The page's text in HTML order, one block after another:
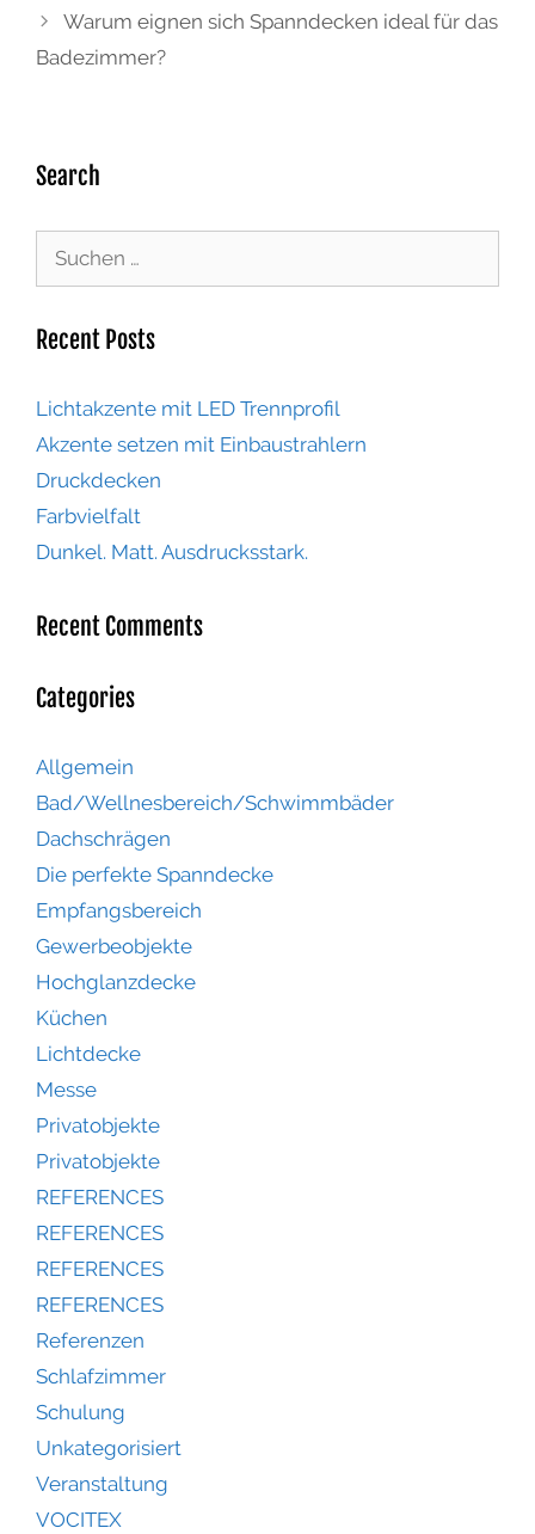
Warum eignen sich Spanndecken ideal für das
Badezimmer?
Search
Recent Posts
Lichtakzente mit LED Trennprofil
Akzente setzen mit Einbaustrahlern
Druckdecken
Farbvielfalt
Dunkel. Matt. Ausdrucksstark.
Recent Comments
Categories
Allgemein
Bad/Wellnesbereich/Schwimmbäder
Dachschrägen
Die perfekte Spanndecke
Empfangsbereich
Gewerbeobjekte
Hochglanzdecke
Küchen
Lichtdecke
Messe
Privatobjekte
Privatobjekte
REFERENCES
REFERENCES
REFERENCES
REFERENCES
Referenzen
Schlafzimmer
Schulung
Unkategorisiert
Veranstaltung
VOCITEX